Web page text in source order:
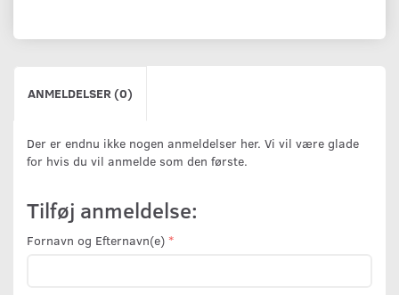
ANMELDELSER (0)
Der er endnu ikke nogen anmeldelser her. Vi vil være glade
for hvis du vil anmelde som den første.
Tilføj anmeldelse:
Fornavn og Efternavn(e)